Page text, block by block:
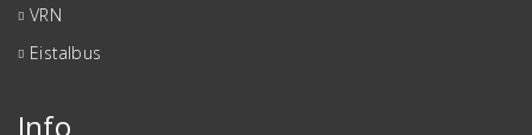
VRN
Eistalbus
Info